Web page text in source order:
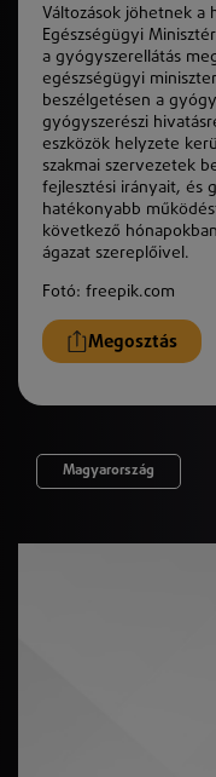
Változások jöhetnek a
Egészségügyi
a gyógyszerellátás
egészségügyi
beszélgetésen a
gyógyszerészi
eszközök helyzete
szakmai szervezetek
fejlesztési irányait, és
hatékonyabb
következő
ágazat szereplőivel.
Fotó: freepik.com
Megosztás
Magyarország